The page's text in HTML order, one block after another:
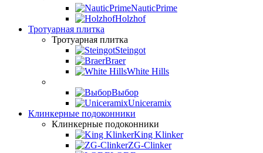
NauticPrime
Holzhof
Тротуарная плитка
Тротуарная плитка
Steingot
Braer
White Hills
Выбор
Uniceramix
Клинкерные подоконники
Клинкерные подоконники
King Klinker
ZG-Clinker